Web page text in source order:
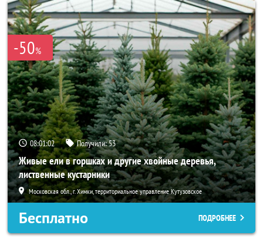
-50%
08:01:00 Получили:53
Живые ели в горшках и другие хвойные деревья,
лиственные кустарники
Московская обл., г. Химки, территориальное управление Кутузовское
Бесплатно ПОДРОБНЕЕ